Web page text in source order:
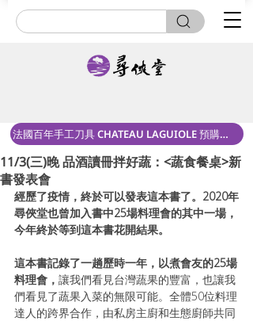
法國百年手工刀具 CHATEAU LAGUIOLE 預購中！
11/3(三)晚 品酒讀冊拌好蔬：<蔬食餐桌>新
書發表會
經歷了疫情，終於可以發表這本書了。2020年
尋俠堂也曾加入書中25場料理會的其中一場，
今年終於等到這本書花開結果。
這本書記錄了一趟歷時一年，以煮會友的25場
料理會， 讓我們看見台灣蔬果的豐富，也讓我
們看見了蔬果入菜的無限可能。全體50位料理
達人的跨界合作，由私房主廚和生態廚師共同